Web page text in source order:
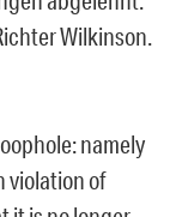
Wilkinson.
namely
violation of